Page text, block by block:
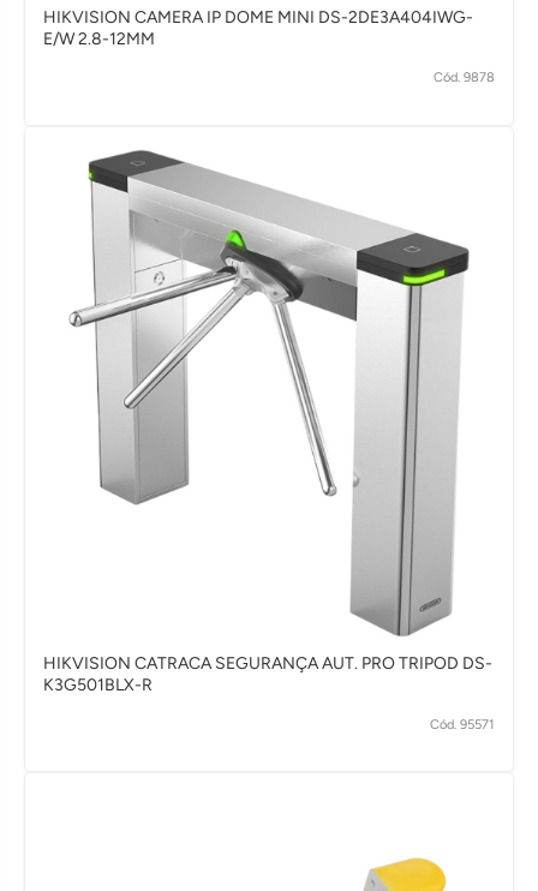
HIKVISION CAMERA IP DOME MINI DS-2DE3A404IWG-
E/W 2.8-12MM
Cód. 9878
HIKVISION CATRACA SEGURANÇA AUT. PRO TRIPOD DS-
K3G501BLX-R
Cód. 95571